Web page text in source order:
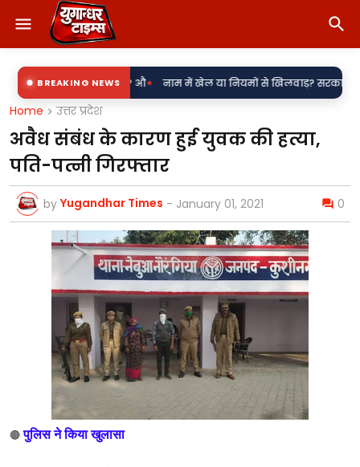
BREAKING NEWS
उपकेंद्र? औ• नाम में खेल या नियमों से खिलवाड़? सरकारी शिलापट्टों पर
Home उत्तर प्रदेश
अवैध संबंध के कारण हुई युवक की हत्या,
पति-पत्नी गिरफ्तार
by Yugandhar Times - January 01, 2021 0
🔴पुलिस ने किया खुलासा